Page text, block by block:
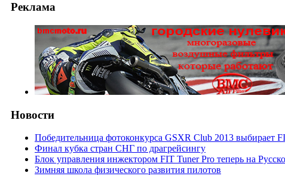
Реклама
Новости
Победительница фотоконкурса GSXR Club 2013 выбирает
Финал кубка стран СНГ по драгрейсингу
Блок управления инжектором FIT Tuner Pro теперь на
Зимняя школа физического развития пилотов